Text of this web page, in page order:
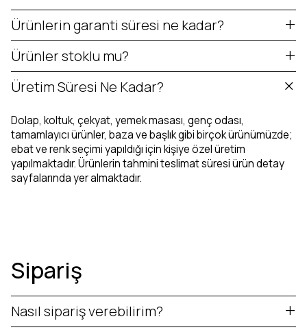
Ürünlerin garanti süresi ne kadar?
Ürünler stoklu mu?
Üretim Süresi Ne Kadar?
Dolap, koltuk, çekyat, yemek masası, genç odası,
tamamlayıcı ürünler, baza ve başlık gibi birçok ürünümüzde;
ebat ve renk seçimi yapıldığı için kişiye özel üretim
yapılmaktadır. Ürünlerin tahmini teslimat süresi ürün detay
sayfalarında yer almaktadır.
Sipariş
Nasıl sipariş verebilirim?